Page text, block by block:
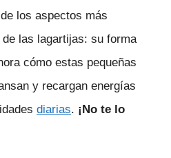
los aspectos más
las lagartijas: su forma
cómo estas pequeñas
y recargan energías
diarias. ¡No te lo